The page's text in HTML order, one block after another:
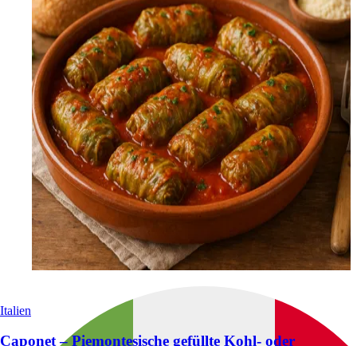
Italien
Caponet – Piemontesische gefüllte Kohl- oder